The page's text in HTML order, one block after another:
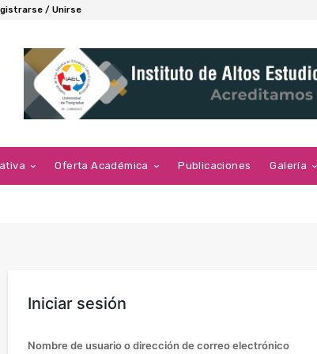
/ Unirse
Oferta Académica Publicaciones Galería
Iniciar sesión
Nombre de usuario o dirección de correo electrónico